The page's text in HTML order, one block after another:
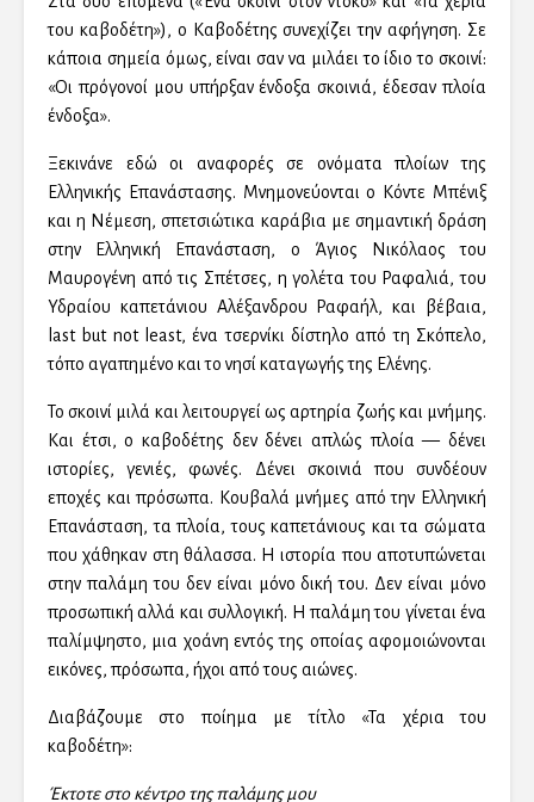
του καβοδέτη»), ο Καβοδέτης συνεχίζει την αφήγηση. Σε
κάποια σημεία όμως, είναι σαν να μιλάει το ίδιο το σκοινί:
«Οι πρόγονοί μου υπήρξαν ένδοξα σκοινιά, έδεσαν πλοία
ένδοξα».
Ξεκινάνε εδώ οι αναφορές σε ονόματα πλοίων της
Ελληνικής Επανάστασης. Μνημονεύονται ο Κόντε Μπένιξ
και η Νέμεση, σπετσιώτικα καράβια με σημαντική δράση
στην Ελληνική Επανάσταση, ο Άγιος Νικόλαος του
Μαυρογένη από τις Σπέτσες, η γολέτα του Ραφαλιά, του
Υδραίου καπετάνιου Αλέξανδρου Ραφαήλ, και βέβαια,
last but not least, ένα τσερνίκι δίστηλο από τη Σκόπελο,
τόπο αγαπημένο και το νησί καταγωγής της Ελένης.
Το σκοινί μιλά και λειτουργεί ως αρτηρία ζωής και μνήμης.
Και έτσι, ο καβοδέτης δεν δένει απλώς πλοία — δένει
ιστορίες, γενιές, φωνές. Δένει σκοινιά που συνδέουν
εποχές και πρόσωπα. Κουβαλά μνήμες από την Ελληνική
Επανάσταση, τα πλοία, τους καπετάνιους και τα σώματα
που χάθηκαν στη θάλασσα. Η ιστορία που αποτυπώνεται
στην παλάμη του δεν είναι μόνο δική του. Δεν είναι μόνο
προσωπική αλλά και συλλογική. Η παλάμη του γίνεται ένα
παλίμψηστο, μια χοάνη εντός της οποίας αφομοιώνονται
εικόνες, πρόσωπα, ήχοι από τους αιώνες.
Διαβάζουμε στο ποίημα με τίτλο «Τα χέρια του
καβοδέτη»:
Έκτοτε στο κέντρο της παλάμης μου